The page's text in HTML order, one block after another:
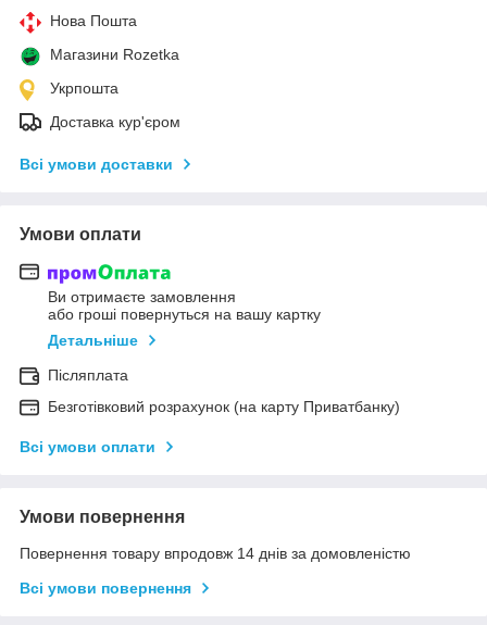
Нова Пошта
Магазини Rozetka
Укрпошта
Доставка кур'єром
Всі умови доставки
Умови оплати
Ви отримаєте замовлення
або гроші повернуться на вашу картку
Детальніше
Післяплата
Безготівковий розрахунок (на карту Приватбанку)
Всі умови оплати
Умови повернення
Повернення товару впродовж 14 днів за домовленістю
Всі умови повернення